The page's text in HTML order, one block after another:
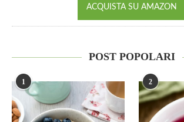
ACQUISTA SU AMAZON
POST POPOLARI
1 2